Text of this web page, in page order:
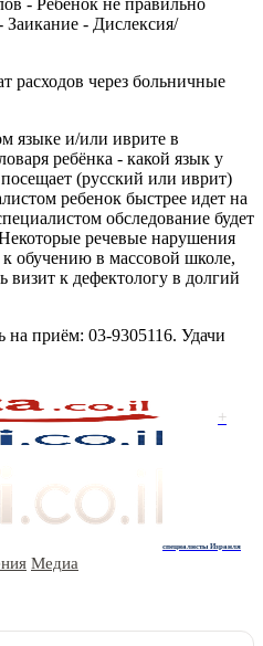
Заикание - Дислексия/
расходов через больничные
языке и/или иврите в
ребёнка - какой язык у
(русский или иврит)
ребенок быстрее идет на
обследование будет
речевые нарушения
к обучению в массовой школе,
визит к дефектологу в долгий
на приём: 03-9305116. Удачи
+
специалисты Израиля
Медиа